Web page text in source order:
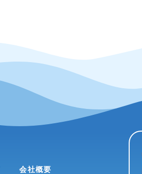
会社概要